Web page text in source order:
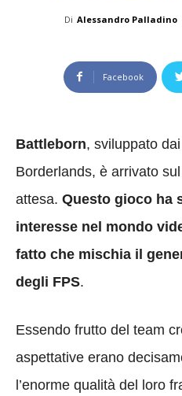
Di Alessandro Palladino
Facebook
Battleborn, sviluppato
Borderlands, è arrivato
attesa. Questo gioco ha
interesse nel mondo
fatto che mischia il
degli FPS.
Essendo frutto del team
aspettative erano
l’enorme qualità del loro